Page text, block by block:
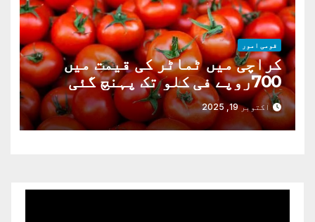
قومی امور
کراچی میں ٹماٹر کی قیمت میں
700روپے فی کلو تک پہنچ گئی
اکتوبر 19, 2025